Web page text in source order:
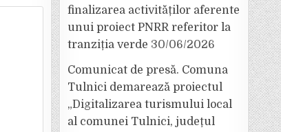
finalizarea activităților aferente
unui proiect PNRR referitor la
tranziția verde 30/06/2026
Comunicat de presă. Comuna
Tulnici demarează proiectul
„Digitalizarea turismului local
al comunei Tulnici, județul